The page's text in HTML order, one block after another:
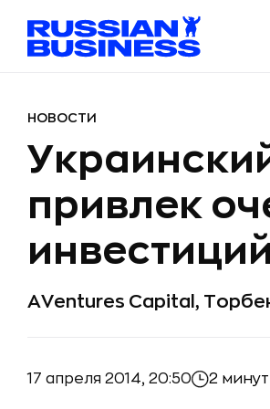
НОВОСТИ
привлек
инвестиций
AVentures Capital,
17 апреля 2014, 20:50 2